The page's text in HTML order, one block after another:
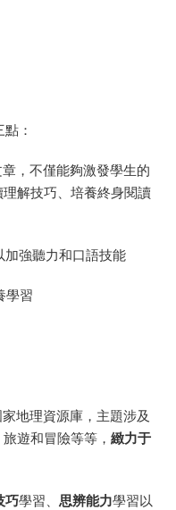
：
，不僅能夠激發學生的
解技巧、培養終身閱讀
加強聽力和口語技能
學習
地理資源庫，主題涉及
遊和冒險等等， 緻力于
巧學習、 思辨能力學習以